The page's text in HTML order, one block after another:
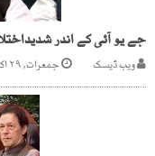
جے یو آئی کے اندر
ویب ڈیسک جمعرات, ۲۹ اکتوبر ۲۰۲۰